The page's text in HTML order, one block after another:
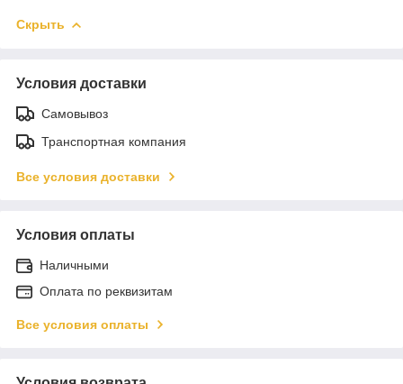
Скрыть
Условия доставки
Самовывоз
Транспортная компания
Все условия доставки
Условия оплаты
Наличными
Оплата по реквизитам
Все условия оплаты